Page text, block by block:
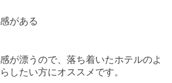
がある
が漂うので、落ち着いたホテルのよ
したい方にオススメです。